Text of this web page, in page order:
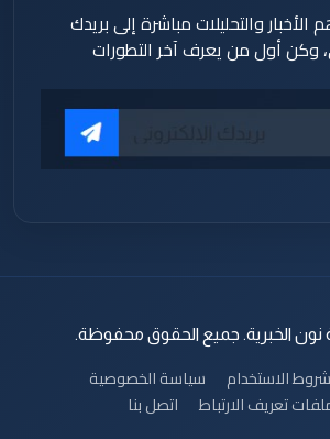
والتحليلات مباشرة إلى بريدك
وكن أول من يعرف آخر التطورات
شروط الاستخدام
سياسة الخصوصية
تعريف الارتباط
اتصل بنا